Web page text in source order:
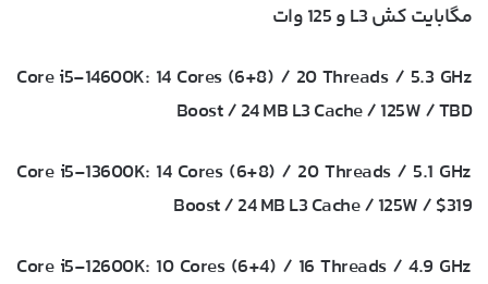
مگابایت کش L3 و 125 وات
Core i5-14600K: 14 Cores (6+8) / 20 Threads / 5.3 GHz
Boost / 24 MB L3 Cache / 125W / TBD
Core i5-13600K: 14 Cores (6+8) / 20 Threads / 5.1 GHz
Boost / 24 MB L3 Cache / 125W / $319
Core i5-12600K: 10 Cores (6+4) / 16 Threads / 4.9 GHz